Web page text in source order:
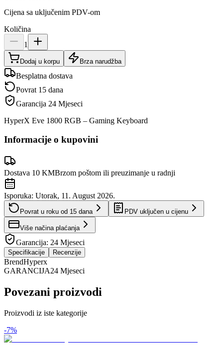
Cijena sa uključenim PDV-om
Količina
1
Dodaj u korpu Brza narudžba
Besplatna dostava
Povrat 15 dana
Garancija 24 Mjeseci
HyperX Eve 1800 RGB – Gaming Keyboard
Informacije o kupovini
Dostava 10 KMBrzom poštom ili preuzimanje u radnji
Isporuka: Utorak, 11. August 2026.
Povrat u roku od 15 dana PDV uključen u cijenu
Više načina plaćanja
Garancija: 24 Mjeseci
Specifikacije Recenzije
BrendHyperx
GARANCIJA24 Mjeseci
Povezani proizvodi
Proizvodi iz iste kategorije
-7%